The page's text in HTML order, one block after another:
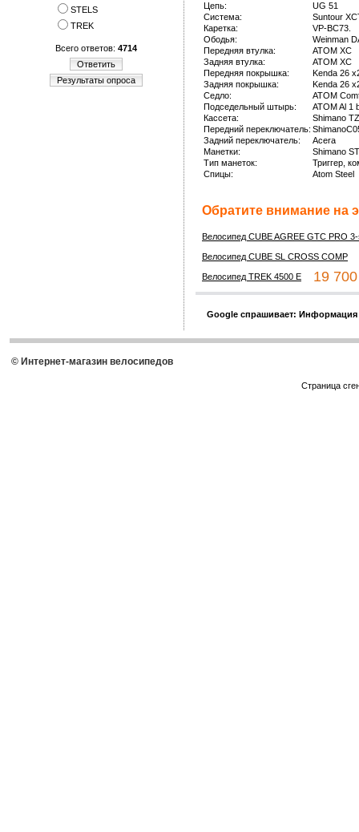
STELS
TREK
Всего ответов: 4714
Ответить
Результаты опроса
Цепь:
UG 51
Система:
Suntour
Каретка:
VP-BC73.
Ободья:
Weinman
Передняя втулка:
ATOM XC
Задняя втулка:
ATOM XC
Передняя покрышка:
Kenda 26
Задняя покрышка:
Kenda 26
Седло:
ATOM
Подседельный штырь:
ATOM Al 1
Кассета:
Shimano
Передний переключатель:
Задний переключатель:
Acera
Манетки:
Shimano
Тип манеток:
Триггер,
Спицы:
Atom Steel
Обратите внимание на
Велосипед CUBE AGREE GTC PRO
Велосипед CUBE SL CROSS COMP
Велосипед TREK 4500 E 19 700
Google спрашивает:
© Интернет-магазин велосипедов
Страница